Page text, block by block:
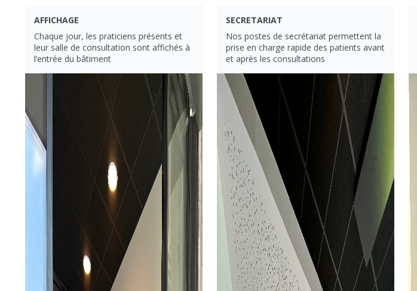
AFFICHAGE
Chaque jour, les praticiens présents et
leur salle de consultation sont affichés à
l’entrée du bâtiment
SECRETARIAT
Nos postes de secrétariat permettent la
prise en charge rapide des patients avant
et après les consultations